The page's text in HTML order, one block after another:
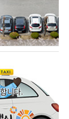
니다.​